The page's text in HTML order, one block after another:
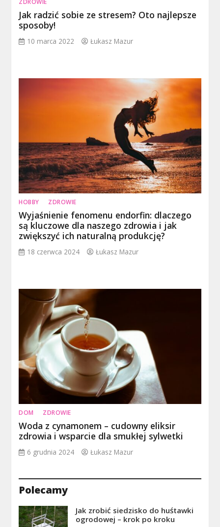
ZDROWIE
Jak radzić sobie ze stresem? Oto najlepsze
sposoby!
10 marca 2022 Łukasz Mazur
HOBBY ZDROWIE
Wyjaśnienie fenomenu endorfin: dlaczego
są kluczowe dla naszego zdrowia i jak
zwiększyć ich naturalną produkcję?
18 czerwca 2024 Łukasz Mazur
DOM ZDROWIE
Woda z cynamonem – cudowny eliksir
zdrowia i wsparcie dla smukłej sylwetki
6 grudnia 2024 Łukasz Mazur
Polecamy
Jak zrobić siedzisko do huśtawki
ogrodowej – krok po kroku